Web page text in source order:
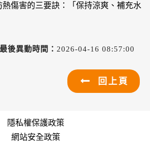
熱傷害的三要訣：「保持涼爽、補充水
最後異動時間： 2026-04-16 08:57:00
回上頁
隱私權保護政策
網站安全政策